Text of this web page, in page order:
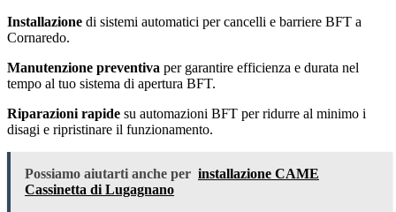
Installazione di sistemi automatici per cancelli e barriere BFT a
Cornaredo.
Manutenzione preventiva per garantire efficienza e durata nel
tempo al tuo sistema di apertura BFT.
Riparazioni rapide su automazioni BFT per ridurre al minimo i
disagi e ripristinare il funzionamento.
Possiamo aiutarti anche per installazione CAME
Cassinetta di Lugagnano